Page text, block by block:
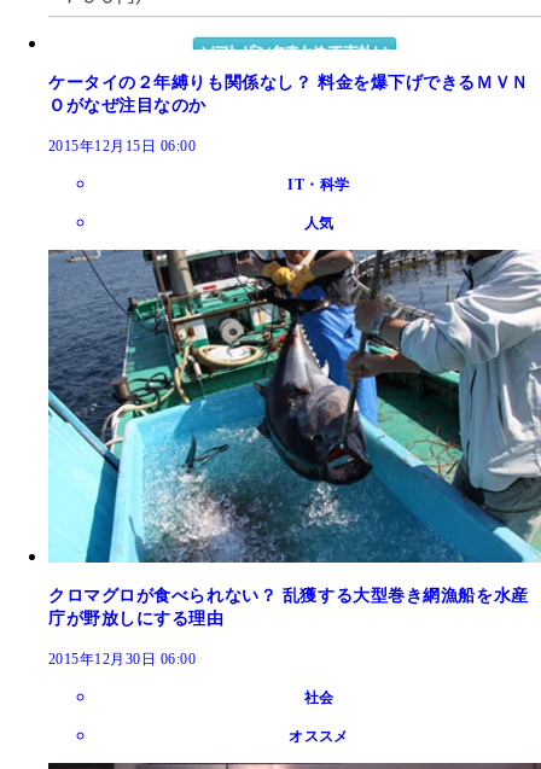
ケータイの２年縛りも関係なし？ 料金を爆下げできるＭＶＮ
Ｏがなぜ注目なのか
2015年12月15日 06:00
IT・科学
人気
クロマグロが食べられない？ 乱獲する大型巻き網漁船を水産
庁が野放しにする理由
2015年12月30日 06:00
社会
オススメ